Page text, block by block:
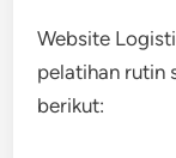
Website
pelatihan rutin
berikut: